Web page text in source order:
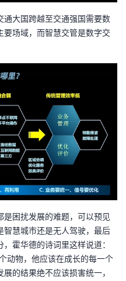
通大国跨越至交通强国需要数
场域，而智慧交管是数字交
困扰发展的难题，可以预见
智慧城市还是无人驾驶，最后
霍华德的诗词里这样说道：
动物，他应该在成长的每一个
的结果绝不应该损害统一，